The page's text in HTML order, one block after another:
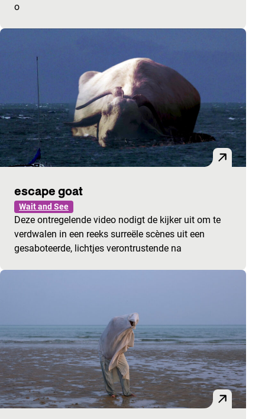
o
escape goat
Wait and See
Deze ontregelende video nodigt de kijker uit om te
verdwalen in een reeks surreële scènes uit een
gesaboteerde, lichtjes verontrustende na